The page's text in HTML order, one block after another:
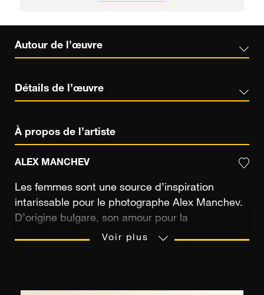
Autour de l’œuvre
Détails de l’œuvre
À propos de l’artiste
ALEX MANCHEV
Les femmes sont une source d’inspiration
intarissable pour le photographe Alex Manchev.
D’origine bulgare, son amour pour la
photographie se révèle alors qu’il n’a que 19
Voir plus